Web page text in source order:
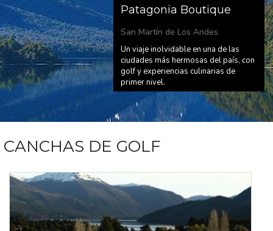
Patagonia Boutique
San Martín de Los Andes
Un viaje inolvidable en una de las
ciudades más hermosas del país, con
golf y experiencias culinarias de
primer nivel.
CANCHAS DE GOLF